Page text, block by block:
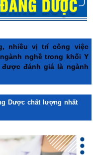
nhiều vị trí công việc
nghề trong khối Y
đánh giá là ngành
Dược chất lượng nhất